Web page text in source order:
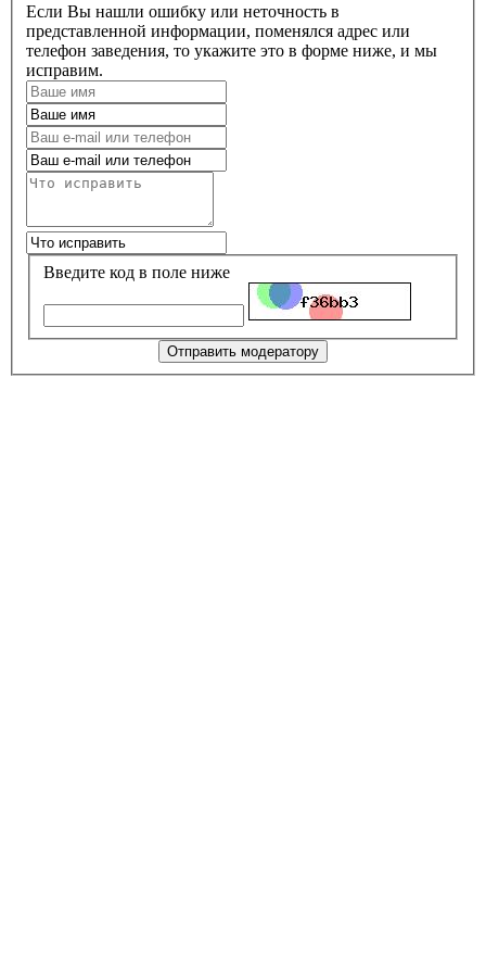
Если Вы нашли ошибку или неточность в
представленной информации, поменялся адрес или
телефон заведения, то укажите это в форме ниже, и мы
исправим.
Введите код в поле ниже
Отправить модератору